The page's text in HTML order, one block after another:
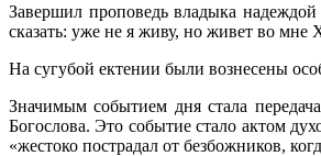
Завершил проповедь владыка
сказать: уже не я живу, но живет во мне
На сугубой ектении были вознесены
Значимым событием дня стала
Богослова. Это событие стало актом
«жестоко пострадал от безбожников,